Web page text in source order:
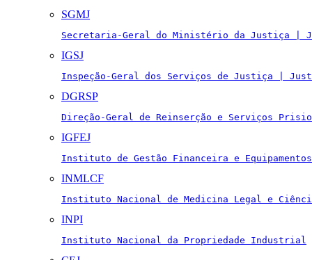
SGMJ
Secretaria-Geral do Ministério da Justiça |
IGSJ
Inspeção-Geral dos Serviços de Justiça |
DGRSP
Direção-Geral de Reinserção e Serviços
IGFEJ
Instituto de Gestão Financeira e
INMLCF
Instituto Nacional de Medicina Legal e
INPI
Instituto Nacional da Propriedade Industrial